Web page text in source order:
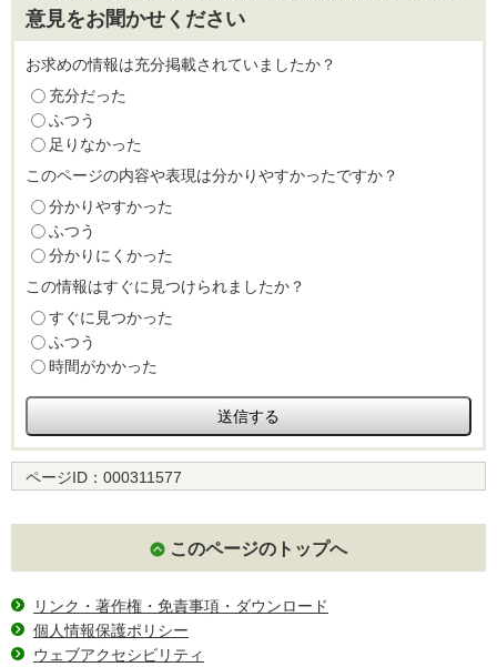
意見をお聞かせください
お求めの情報は充分掲載されていましたか？
充分だった
ふつう
足りなかった
このページの内容や表現は分かりやすかったですか？
分かりやすかった
ふつう
分かりにくかった
この情報はすぐに見つけられましたか？
すぐに見つかった
ふつう
時間がかかった
ページID： 000311577
このページのトップへ
リンク・著作権・免責事項・ダウンロード
個人情報保護ポリシー
ウェブアクセシビリティ